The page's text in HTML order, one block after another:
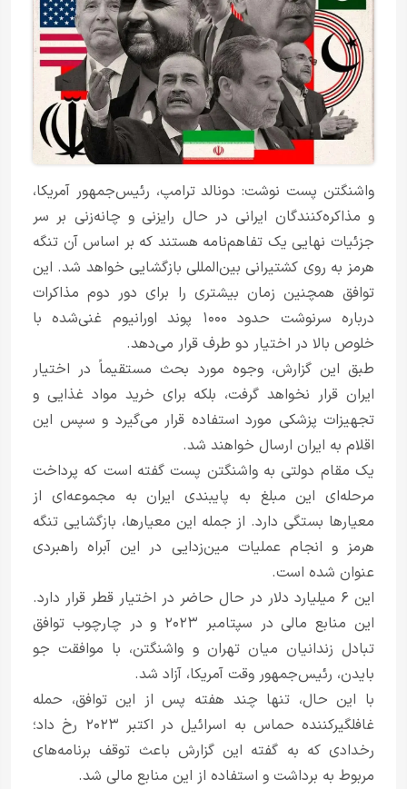
واشنگتن پست نوشت: دونالد ترامپ، رئیس‌جمهور آمریکا،
و مذاکره‌کنندگان ایرانی در حال رایزنی و چانه‌زنی بر سر
جزئیات نهایی یک تفاهم‌نامه هستند که بر اساس آن تنگه
هرمز به روی کشتیرانی بین‌المللی بازگشایی خواهد شد. این
توافق همچنین زمان بیشتری را برای دور دوم مذاکرات
درباره سرنوشت حدود ۱۰۰۰ پوند اورانیوم غنی‌شده با
خلوص بالا در اختیار دو طرف قرار می‌دهد.
طبق این گزارش، وجوه مورد بحث مستقیماً در اختیار
ایران قرار نخواهد گرفت، بلکه برای خرید مواد غذایی و
تجهیزات پزشکی مورد استفاده قرار می‌گیرد و سپس این
اقلام به ایران ارسال خواهند شد.
یک مقام دولتی به واشنگتن پست گفته است که پرداخت
مرحله‌ای این مبلغ به پایبندی ایران به مجموعه‌ای از
معیارها بستگی دارد. از جمله این معیارها، بازگشایی تنگه
هرمز و انجام عملیات مین‌زدایی در این آبراه راهبردی
عنوان شده است.
این ۶ میلیارد دلار در حال حاضر در اختیار قطر قرار دارد.
این منابع مالی در سپتامبر ۲۰۲۳ و در چارچوب توافق
تبادل زندانیان میان تهران و واشنگتن، با موافقت جو
بایدن، رئیس‌جمهور وقت آمریکا، آزاد شد.
با این حال، تنها چند هفته پس از این توافق، حمله
غافلگیرکننده حماس به اسرائیل در اکتبر ۲۰۲۳ رخ داد؛
رخدادی که به گفته این گزارش باعث توقف برنامه‌های
مربوط به برداشت و استفاده از این منابع مالی شد.